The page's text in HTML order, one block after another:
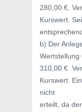
280,00 €.
Kurswert.
b) Der
Wertstellung
310,00 €.
Kurswert.
nicht
erteilt, da